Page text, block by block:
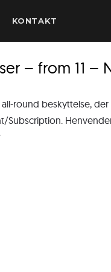
KONTAKT
– from 11 –
round beskyttelse,